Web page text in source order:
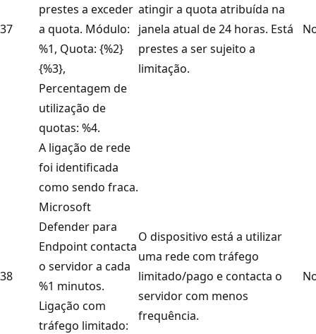
37
prestes a exceder
a quota. Módulo:
%1, Quota: {%2}
{%3},
Percentagem de
utilização de
quotas: %4.
atingir a quota atribuída na
janela atual de 24 horas. Está
prestes a ser sujeito a
limitação.
38
A ligação de rede
foi identificada
como sendo fraca.
Microsoft
Defender para
Endpoint contacta
o servidor a cada
%1 minutos.
Ligação com
tráfego limitado:
O dispositivo está a utilizar
uma rede com tráfego
limitado/pago e contacta o
servidor com menos
frequência.